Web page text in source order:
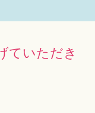
ていただき